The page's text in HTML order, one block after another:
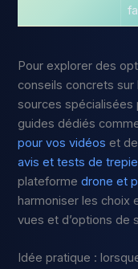
Pour explorer des
conseils concrets sur
sources spécialisées
guides dédiés
pour vos vidéos et
avis et tests de
plateformedrone et
harmoniser les choix
vues et d’options de
Idée pratique :